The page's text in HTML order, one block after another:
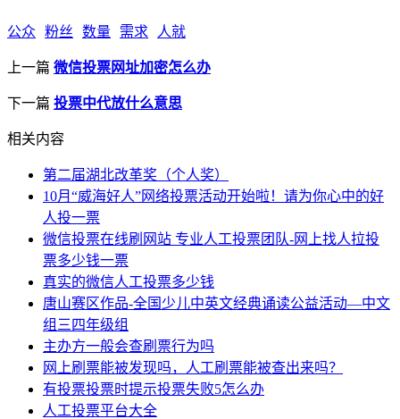
公众 粉丝 数量 需求 人就
上一篇 微信投票网址加密怎么办
下一篇 投票中代放什么意思
相关内容
第二届湖北改革奖（个人奖）
10月“威海好人”网络投票活动开始啦！请为你心中的好
人投一票
微信投票在线刷网站 专业人工投票团队-网上找人拉投
票多少钱一票
真实的微信人工投票多少钱
唐山赛区作品-全国少儿中英文经典诵读公益活动—中文
组三四年级组
主办方一般会查刷票行为吗
网上刷票能被发现吗，人工刷票能被查出来吗？
有投票投票时提示投票失败5怎么办
人工投票平台大全